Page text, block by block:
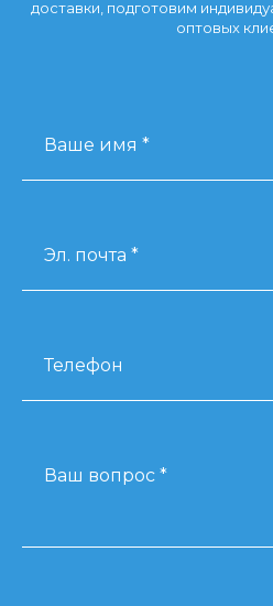
доставки, подготовим
оптовых
Ваше имя *
Эл. почта *
Телефон
Ваш вопрос *